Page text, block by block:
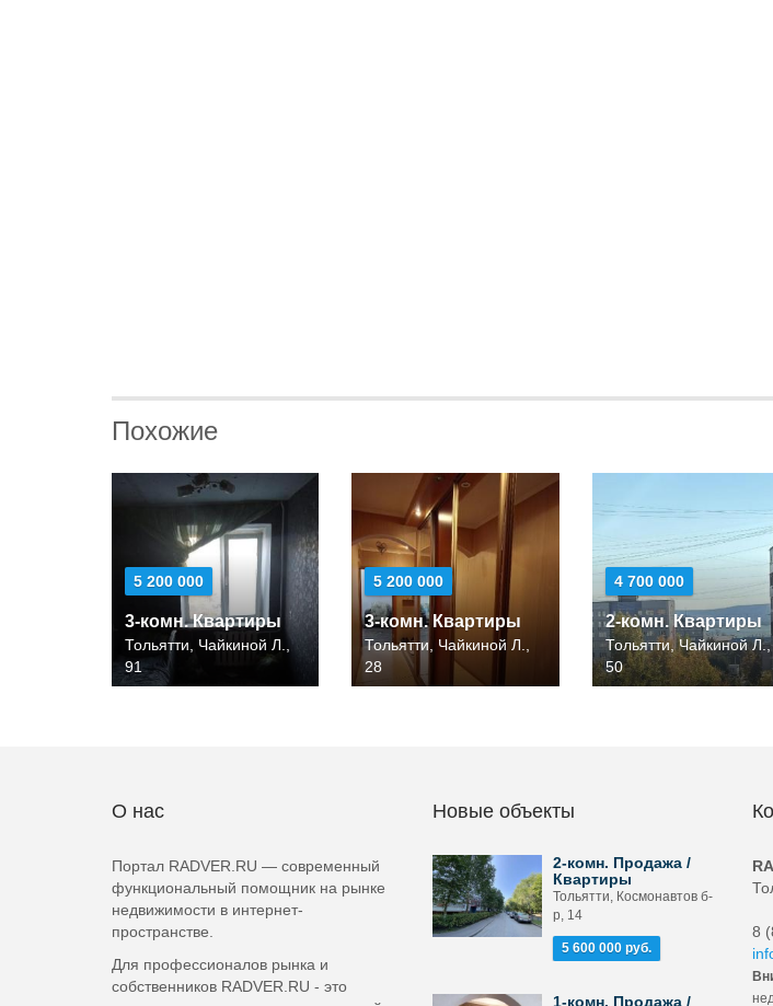
Похожие
5 200 000
3-комн. Квартиры
Тольятти, Чайкиной Л.,
91
5 200 000
3-комн. Квартиры
Тольятти, Чайкиной Л.,
28
4 700 000
2-комн. Квартиры
Тольятти, Чайкиной Л.,
50
О нас
Портал RADVER.RU — современный
функциональный помощник на рынке
недвижимости в интернет-
пространстве.
Для профессионалов рынка и
собственников RADVER.RU - это
Новые объекты
2-комн. Продажа /
Квартиры
Тольятти, Космонавтов б-
р, 14
5 600 000 руб.
1-комн. Продажа /
8